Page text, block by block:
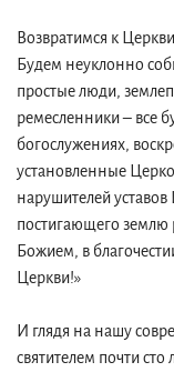
Возвратимся к
Будем неуклонно
простые люди,
ремесленники – все
богослужениях,
установленные
нарушителей
постигающего землю
Божием, в
Церкви!»
И глядя на нашу
святителем почти сто